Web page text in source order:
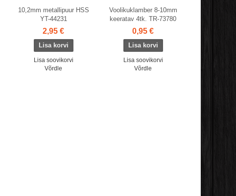
10,2mm metallipuur HSS
YT-44231
2,95 €
Lisa soovikorvi
Võrdle
Voolikuklamber 8-10mm
keeratav 4tk. TR-73780
0,95 €
Lisa soovikorvi
Võrdle